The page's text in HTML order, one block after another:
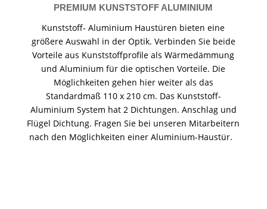
PREMIUM KUNSTSTOFF ALUMINIUM
Kunststoff- Aluminium Haustüren bieten eine
größere Auswahl in der Optik. Verbinden Sie beide
Vorteile aus Kunststoffprofile als Wärmedämmung
und Aluminium für die optischen Vorteile. Die
Möglichkeiten gehen hier weiter als das
Standardmaß 110 x 210 cm. Das Kunststoff-
Aluminium System hat 2 Dichtungen. Anschlag und
Flügel Dichtung. Fragen Sie bei unseren Mitarbeitern
nach den Möglichkeiten einer Aluminium-Haustür.